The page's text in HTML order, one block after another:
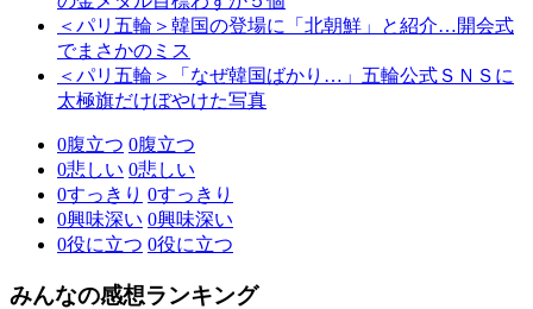
＜パリ五輪＞韓国の登場に「北朝鮮」と紹介…開会式
でまさかのミス
＜パリ五輪＞「なぜ韓国ばかり…」五輪公式ＳＮＳに
太極旗だけぼやけた写真
0腹立つ 0腹立つ
0悲しい 0悲しい
0すっきり 0すっきり
0興味深い 0興味深い
0役に立つ 0役に立つ
みんなの感想ランキング